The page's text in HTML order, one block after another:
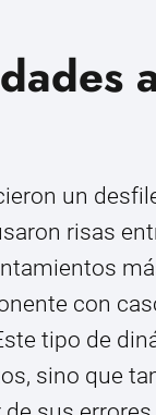
un
risas
con
tipo de
sino que